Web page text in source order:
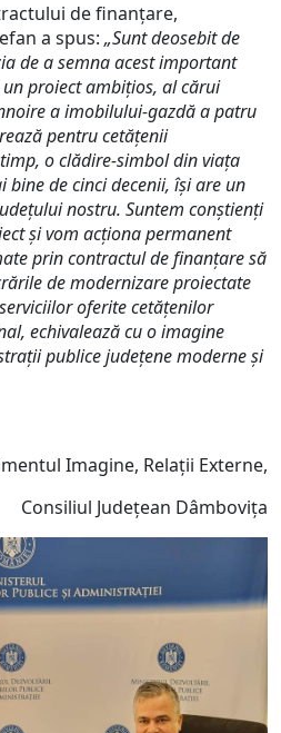
de finanțare,
a spus: „Sunt deosebit de
de a semna acest important
proiect ambițios, al cărui
a imobilului-gazdă a patru
pentru cetățenii
o clădire-simbol din viața
bine de cinci decenii, își are un
nostru. Suntem conștienți
și vom acționa permanent
prin contractul de finanțare să
de modernizare proiectate
oferite cetățenilor
echivalează cu o imagine
publice județene moderne și
Imagine, Relații Externe,
Consiliul Județean Dâmbovița